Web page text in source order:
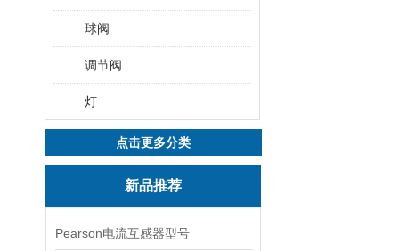
球阀
调节阀
灯
点击更多分类
新品推荐
Pearson电流互感器型号